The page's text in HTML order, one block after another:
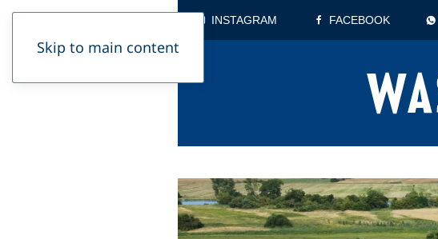
Skip to main content
INSTAGRAM FACEBOOK